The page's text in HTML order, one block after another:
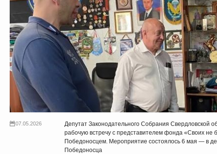
07.05.2026
Депутат Законодательного Собрания Свердловской
рабочую встречу с представителем фонда «Своих не
Победоносцем. Мероприятие состоялось 6 мая — в
Победоносца